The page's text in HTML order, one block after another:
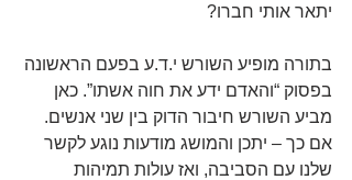
יתאר אותי חברו?
בתורה מופיע השורש י.ד.ע בפעם הראשונה
בפסוק “והאדם ידע את חוה אשתו”. כאן
מביע השורש חיבור הדוק בין שני אנשים.
אם כך – יתכן והמושג מודעות נוגע לקשר
שלנו עם הסביבה, ואז עולות תמיהות